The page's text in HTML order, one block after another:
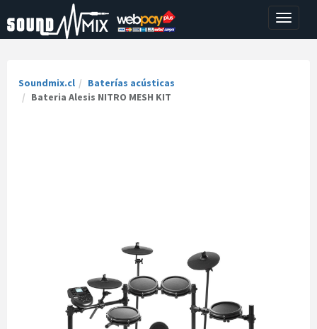
Toggle
Soundmix.cl
Baterías acústicas
Bateria Alesis NITRO MESH KIT